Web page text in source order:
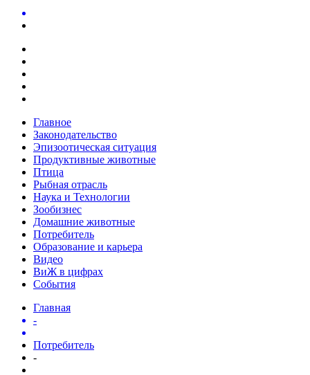
Главное
Законодательство
Эпизоотическая ситуация
Продуктивные животные
Птица
Рыбная отрасль
Наука и Технологии
Зообизнес
Домашние животные
Потребитель
Образование и карьера
Видео
ВиЖ в цифрах
События
Главная
-
Потребитель
-